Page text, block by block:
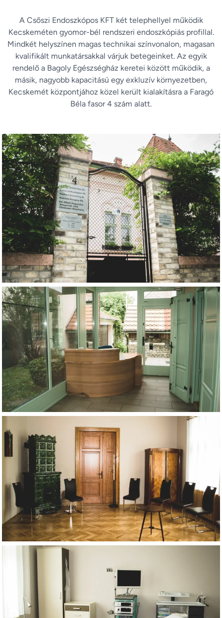
A Csőszi Endoszkópos KFT két telephellyel működik
Kecskeméten gyomor-bél rendszeri endoszkópiás profillal.
Mindkét helyszínen magas technikai színvonalon, magasan
kvalifikált munkatársakkal várjuk betegeinket. Az egyik
rendelő a Bagoly Egészségház keretei között működik, a
másik, nagyobb kapacitású egy exkluzív környezetben,
Kecskemét központjához közel került kialakításra a Faragó
Béla fasor 4 szám alatt.